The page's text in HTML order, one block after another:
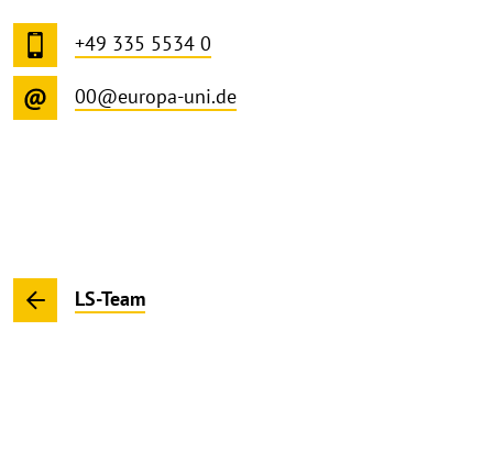
+49 335 5534 0
00@europa-uni.de
LS-Team